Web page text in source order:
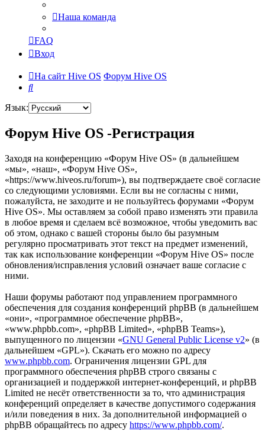
Наша команда
FAQ
Вход
На сайт Hive OS Форум Hive OS
Поиск
Язык:
Форум Hive OS -Регистрация
Заходя на конференцию «Форум Hive OS» (в дальнейшем
«мы», «наш», «Форум Hive OS»,
«https://www.hiveos.ru/forum»), вы подтверждаете своё согласие
со следующими условиями. Если вы не согласны с ними,
пожалуйста, не заходите и не пользуйтесь форумами «Форум
Hive OS». Мы оставляем за собой право изменять эти правила
в любое время и сделаем всё возможное, чтобы уведомить вас
об этом, однако с вашей стороны было бы разумным
регулярно просматривать этот текст на предмет изменений,
так как использование конференции «Форум Hive OS» после
обновления/исправления условий означает ваше согласие с
ними.
Наши форумы работают под управлением программного
обеспечения для создания конференций phpBB (в дальнейшем
«они», «программное обеспечение phpBB»,
«www.phpbb.com», «phpBB Limited», «phpBB Teams»),
выпущенного по лицензии «GNU General Public License v2» (в
дальнейшем «GPL»). Скачать его можно по адресу
www.phpbb.com. Ограничения лицензии GPL для
программного обеспечения phpBB строго связаны с
организацией и поддержкой интернет-конференций, и phpBB
Limited не несёт ответственности за то, что администрация
конференций определяет в качестве допустимого содержания
и/или поведения в них. За дополнительной информацией о
phpBB обращайтесь по адресу https://www.phpbb.com/.